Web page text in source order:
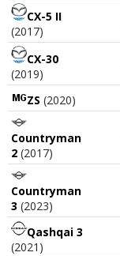
CX-5 II
(2017)
CX-30
(2019)
ZS (2020)
Countryman
2 (2017)
Countryman
3 (2023)
Qashqai 3
(2021)